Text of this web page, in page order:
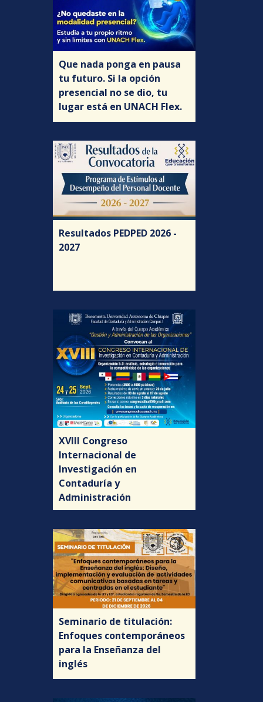
Que nada ponga en pausa
tu futuro. Si la opción
presencial no se dio, tu
lugar está en UNACH Flex.
Resultados PEDPED 2026 -
2027
XVIII Congreso
Internacional de
Investigación en
Contaduría y
Administración
Seminario de titulación:
Enfoques contemporáneos
para la Enseñanza del
inglés